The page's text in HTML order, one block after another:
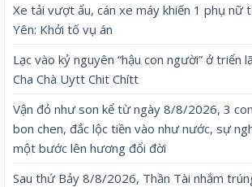
Xe tải vượt ẩu, cán xe máy khiến 1 phụ nữ
Yên: Khởi tố vụ án
Lạc vào kỷ nguyên “hậu con người” ở triển
Cha Chà Uytt Chit Chítt
Vận đỏ như son kể từ ngày 8/8/2026, 3
bon chen, đắc lộc tiền vào như nước, sự
một bước lên hương đổi đời
Sau thứ Bảy 8/8/2026, Thần Tài nhắm